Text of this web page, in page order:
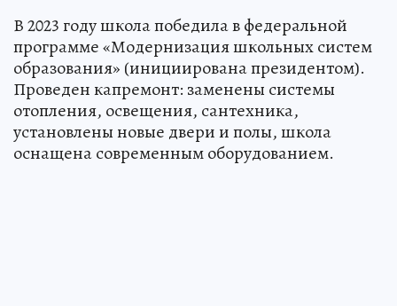
В 2023 году школа победила в федеральной
программе «Модернизация школьных систем
образования» (инициирована президентом).
Проведен капремонт: заменены системы
отопления, освещения, сантехника,
установлены новые двери и полы, школа
оснащена современным оборудованием.